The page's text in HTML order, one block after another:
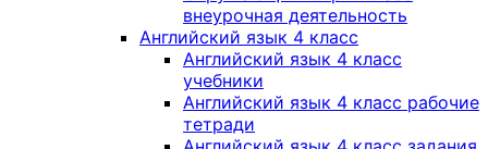
внеурочная деятельность
Английский язык 4 класс
Английский язык 4 класс
учебники
Английский язык 4 класс рабочие
тетради